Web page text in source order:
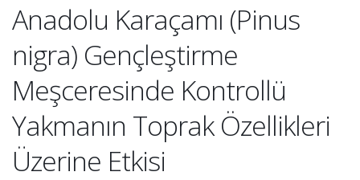
Anadolu Karaçamı (Pinus
nigra) Gençleştirme
Meşceresinde Kontrollü
Yakmanın Toprak Özellikleri
Üzerine Etkisi